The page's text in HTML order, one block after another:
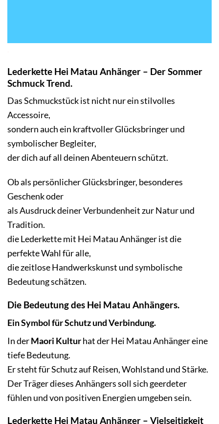
Lederkette Hei Matau Anhänger – Der Sommer
SchmuckTrend.
Das Schmuckstück ist nicht nur ein stilvolles
Accessoire,
sondern auch ein kraftvoller Glücksbringer und
symbolischer Begleiter,
der dich auf all deinen Abenteuern schützt.
Ob als persönlicher Glücksbringer, besonderes
Geschenk oder
als Ausdruck deiner Verbundenheit zur Natur und
Tradition.
die Lederkette mit Hei Matau Anhänger ist die
perfekte Wahl für alle,
die zeitlose Handwerkskunst und symbolische
Bedeutung schätzen.
Die Bedeutung des Hei Matau Anhängers.
Ein Symbol für Schutz und Verbindung.
In derMaori Kulturhat der Hei Matau Anhänger eine
tiefe Bedeutung.
Er steht für Schutz auf Reisen, Wohlstand und Stärke.
Der Träger dieses Anhängers soll sich geerdeter
fühlen und von positiven Energien umgeben sein.
Lederkette Hei Matau Anhänger – Vielseitigkeit